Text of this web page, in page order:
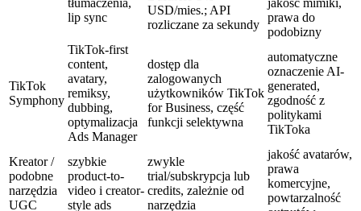
lip sync
USD/mies.; API
rozliczane za sekundy
prawa do
podobizny
TikTok
Symphony
TikTok-first
content,
avatary,
remiksy,
dubbing,
optymalizacja
Ads Manager
dostęp dla
zalogowanych
użytkowników TikTok
for Business, część
funkcji selektywna
automatyczne
oznaczenie AI-
generated,
zgodność z
politykami
TikToka
Kreator /
podobne
narzędzia
UGC
szybkie
product-to-
video i creator-
style ads
zwykle
trial/subskrypcja lub
credits, zależnie od
narzędzia
jakość avatarów,
prawa
komercyjne,
powtarzalność